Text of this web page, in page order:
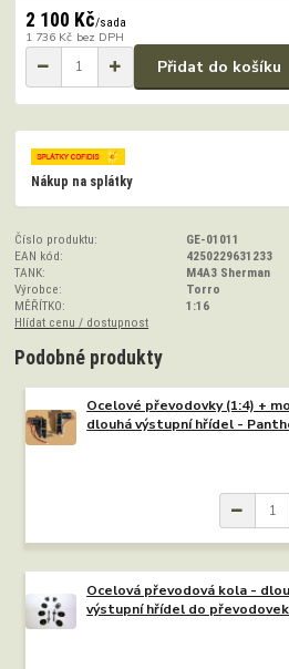
2 100 Kč/sada
1 736 Kč bez DPH
Přidat do košíku
Nákup na splátky
Číslo produktu:
GE-01011
EAN kód:
4250229631233
TANK:
M4A3 Sherman
Výrobce:
Torro
MĚŘÍTKO:
1:16
Hlídat cenu / dostupnost
Podobné produkty
Ocelové převodovky (1:4) +
dlouhá výstupní hřídel -
Ocelová převodová kola -
výstupní hřídel do převodovek